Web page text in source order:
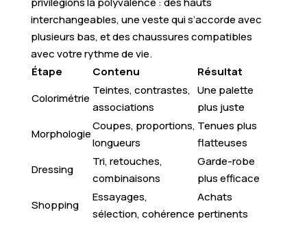
interchangeables, une veste qui s’accorde avec
plusieurs bas, et des chaussures compatibles
avec votre rythme de vie.
Étape
Contenu
Résultat
Colorimétrie
Teintes, contrastes,
associations
Une palette
plus juste
Morphologie
Coupes, proportions,
longueurs
Tenues plus
flatteuses
Dressing
Tri, retouches,
combinaisons
Garde-robe
plus efficace
Shopping
Essayages,
sélection, cohérence
Achats
pertinents